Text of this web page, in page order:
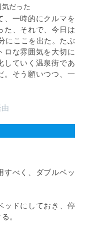
だった
、一時的にクルマを
た、それで、今日は
にここを出た。たぶ
ロな雰囲気を大切に
していく温泉街であ
。そう願いつつ、一
すべく、ダブルベッ
ッドにしておき、停
。